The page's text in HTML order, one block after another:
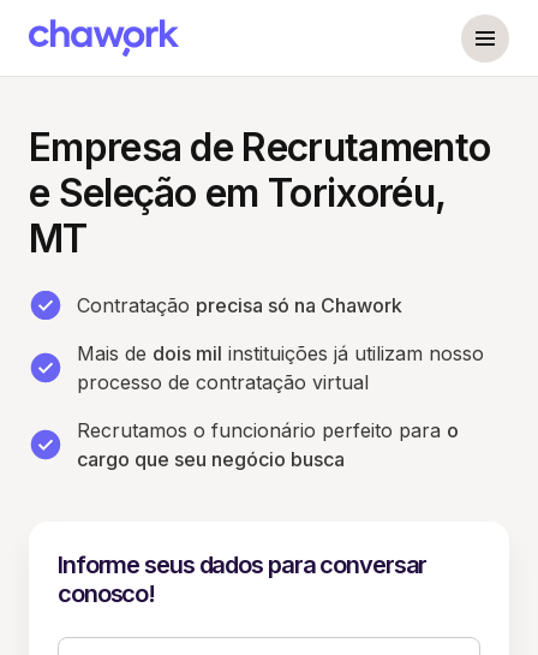
Empresa de Recrutamento
e Seleção em Torixoréu,
MT
Contratação precisa só na Chawork
Mais de dois mil instituições já utilizam nosso
processo de contratação virtual
Recrutamos o funcionário perfeito para o
cargo que seu negócio busca
Informe seus dados para conversar
conosco!